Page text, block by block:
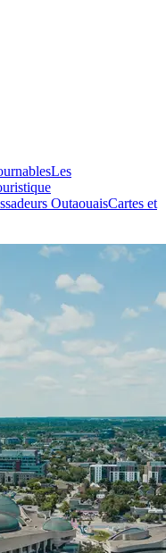
Les
OutaouaisCartes et